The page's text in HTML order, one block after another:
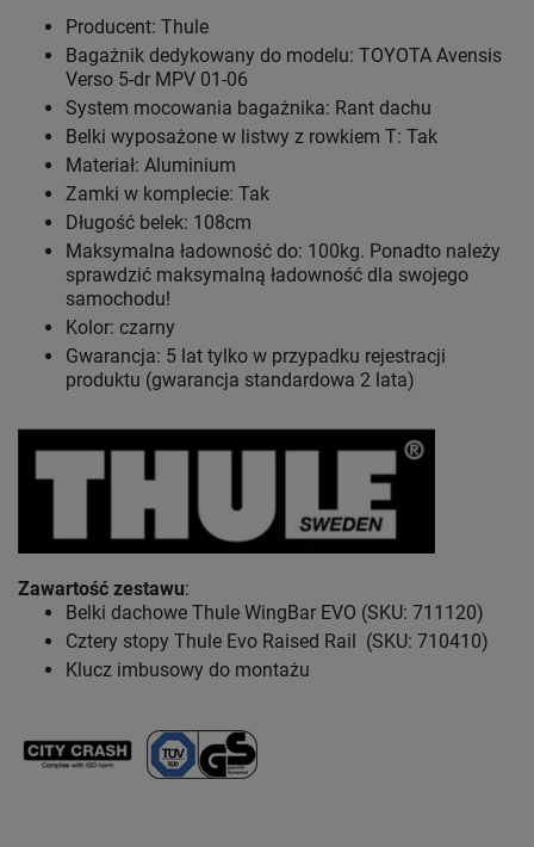
Producent: Thule
Bagażnik dedykowany do modelu: TOYOTA Avensis
Verso 5-dr MPV 01-06
System mocowania bagażnika: Rant dachu
Belki wyposażone w listwy z rowkiem T: Tak
Materiał: Aluminium
Zamki w komplecie: Tak
Długość belek: 108cm
Maksymalna ładowność do: 100kg. Ponadto należy
sprawdzić maksymalną ładowność dla swojego
samochodu!
Kolor: czarny
Gwarancja: 5 lat tylko w przypadku rejestracji
produktu (gwarancja standardowa 2 lata)
Zawartość zestawu:
Belki dachowe Thule WingBar EVO (SKU: 711120)
Cztery stopy Thule Evo Raised Rail (SKU: 710410)
Klucz imbusowy do montażu